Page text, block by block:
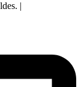
|